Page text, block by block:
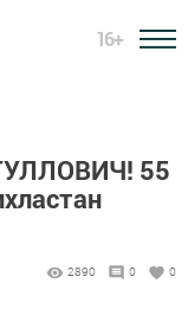
16+
55
2890 0 0